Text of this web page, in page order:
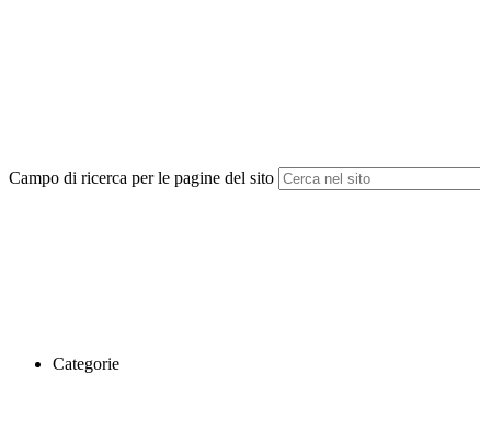
Campo di ricerca per le pagine del sito
Categorie